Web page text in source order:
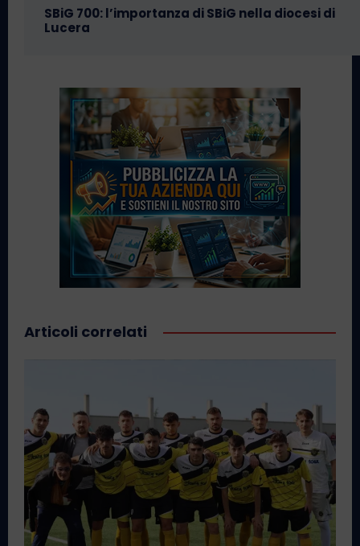
SBiG 700: l’importanza di SBiG nella diocesi di
Lucera
Articoli correlati